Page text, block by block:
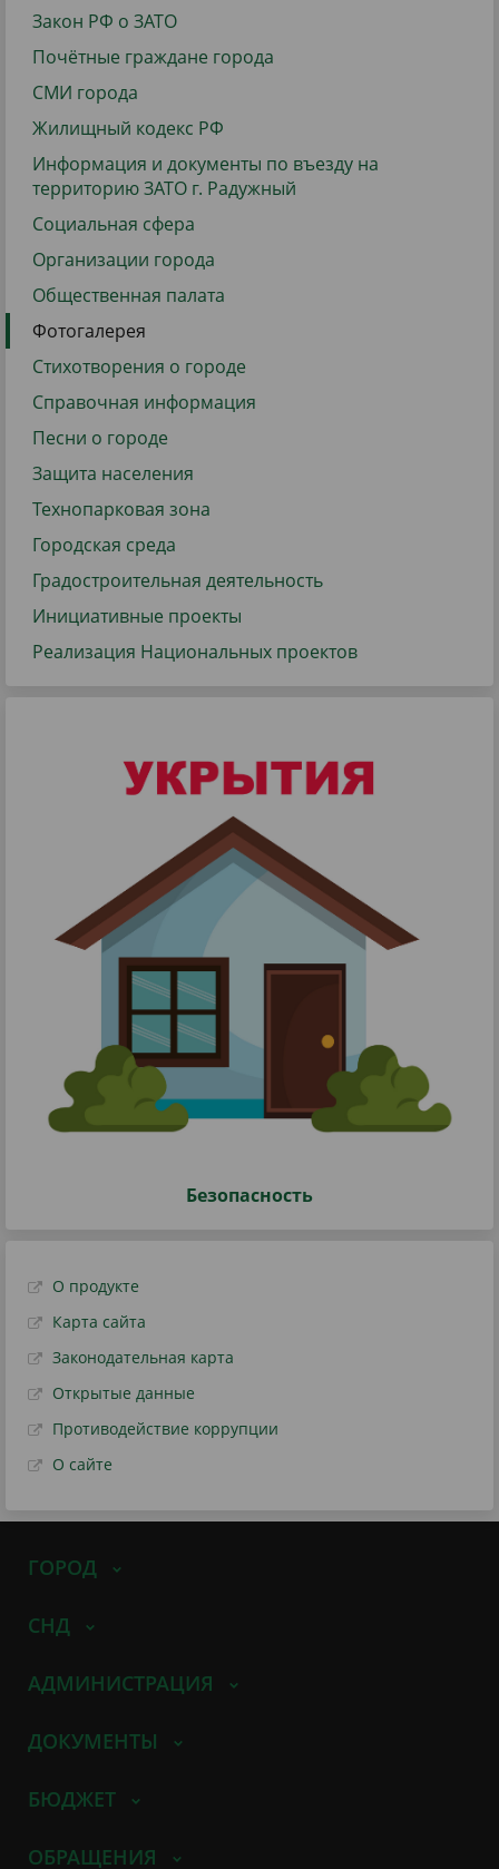
Закон РФ о ЗАТО
Почётные граждане города
СМИ города
Жилищный кодекс РФ
Информация и документы по въезду на
территорию ЗАТО г. Радужный
Социальная сфера
Организации города
Общественная палата
Фотогалерея
Стихотворения о городе
Справочная информация
Песни о городе
Защита населения
Технопарковая зона
Городская среда
Градостроительная деятельность
Инициативные проекты
Реализация Национальных проектов
Безопасность
О продукте
Карта сайта
Законодательная карта
Открытые данные
Противодействие коррупции
О сайте
ГОРОД
СНД
АДМИНИСТРАЦИЯ
ДОКУМЕНТЫ
БЮДЖЕТ
ОБРАЩЕНИЯ